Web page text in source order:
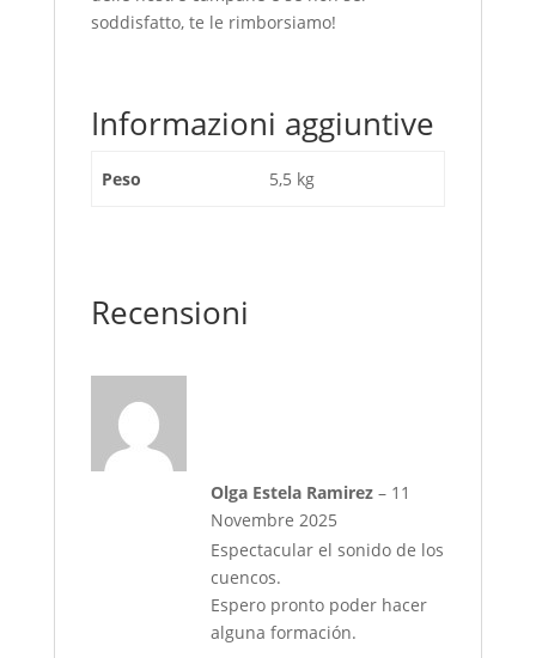
soddisfatto, te le rimborsiamo!
Informazioni aggiuntive
Peso 5,5 kg
Recensioni
Olga Estela Ramirez – 11
Novembre 2025
Espectacular el sonido de los
cuencos.
Espero pronto poder hacer
alguna formación.